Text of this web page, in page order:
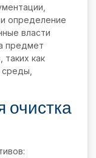
определение
власти
предмет
как
очистка